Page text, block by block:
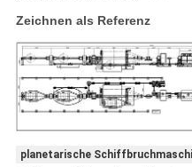
Zeichnen als Referenz
planetarische